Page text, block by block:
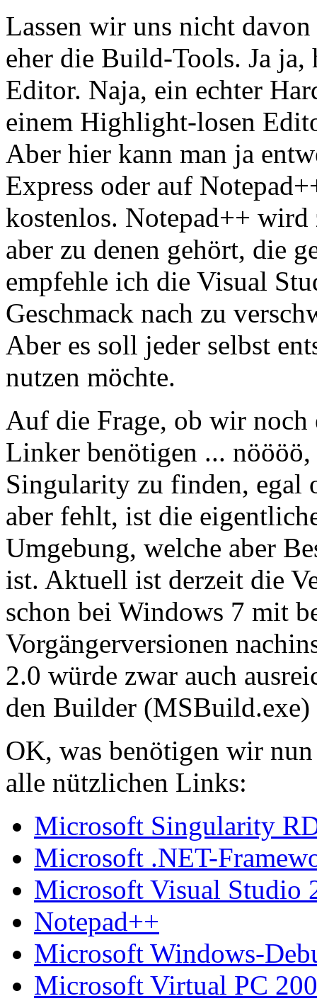
Lassen wir uns nicht
eher die Build-Tools. Ja ja,
Editor. Naja, ein echter
einem Highlight-losen
Aber hier kann man ja
Express oder auf
kostenlos. Notepad++
aber zu denen gehört, die
empfehle ich die Visual
Geschmack nach zu
Aber es soll jeder selbst
nutzen möchte.
Auf die Frage, ob wir noch
Linker benötigen ...
Singularity zu finden, egal
aber fehlt, ist die
Umgebung, welche aber
ist. Aktuell ist derzeit die
schon bei Windows 7 mit
Vorgängerversionen
2.0 würde zwar auch
den Builder (MSBuild.exe)
OK, was benötigen wir
alle nützlichen Links:
Microsoft Singularity
Microsoft .NET-
Microsoft Visual Studio
Notepad++
Microsoft Windows-
Microsoft Virtual PC